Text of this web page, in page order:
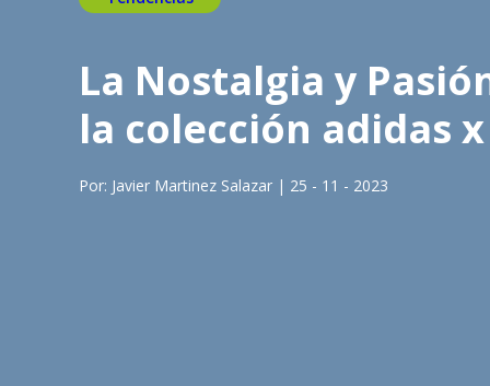
La Nostalgia y
la colección adidas
Por: Javier Martinez Salazar | 25 - 11 - 2023